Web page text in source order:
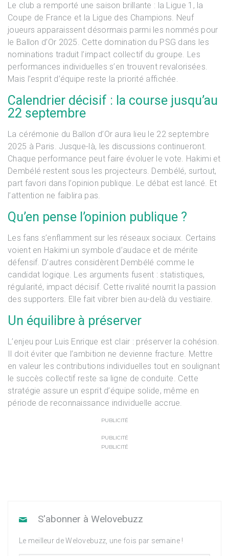
Le club a remporté une saison brillante : la Ligue 1, la
Coupe de France et la Ligue des Champions. Neuf
joueurs apparaissent désormais parmi les nommés pour
le Ballon d’Or 2025. Cette domination du PSG dans les
nominations traduit l’impact collectif du groupe. Les
performances individuelles s’en trouvent revalorisées.
Mais l’esprit d’équipe reste la priorité affichée.
Calendrier décisif : la course jusqu’au
22 septembre
La cérémonie du Ballon d’Or aura lieu le 22 septembre
2025 à Paris. Jusque-là, les discussions continueront.
Chaque performance peut faire évoluer le vote. Hakimi et
Dembélé restent sous les projecteurs. Dembélé, surtout,
part favori dans l’opinion publique. Le débat est lancé. Et
l’attention ne faiblira pas.
Qu’en pense l’opinion publique ?
Les fans s’enflamment sur les réseaux sociaux. Certains
voient en Hakimi un symbole d’audace et de mérite
défensif. D’autres considèrent Dembélé comme le
candidat logique. Les arguments fusent : statistiques,
régularité, impact décisif. Cette rivalité nourrit la passion
des supporters. Elle fait vibrer bien au-delà du vestiaire.
Un équilibre à préserver
L’enjeu pour Luis Enrique est clair : préserver la cohésion.
Il doit éviter que l’ambition ne devienne fracture. Mettre
en valeur les contributions individuelles tout en soulignant
le succès collectif reste sa ligne de conduite. Cette
stratégie assure un esprit d’équipe solide, même en
période de reconnaissance individuelle accrue.
PUBLICITÉ
PUBLICITÉ
PUBLICITÉ
S'abonner à Welovebuzz
Le meilleur de Welovebuzz, une fois par semaine !